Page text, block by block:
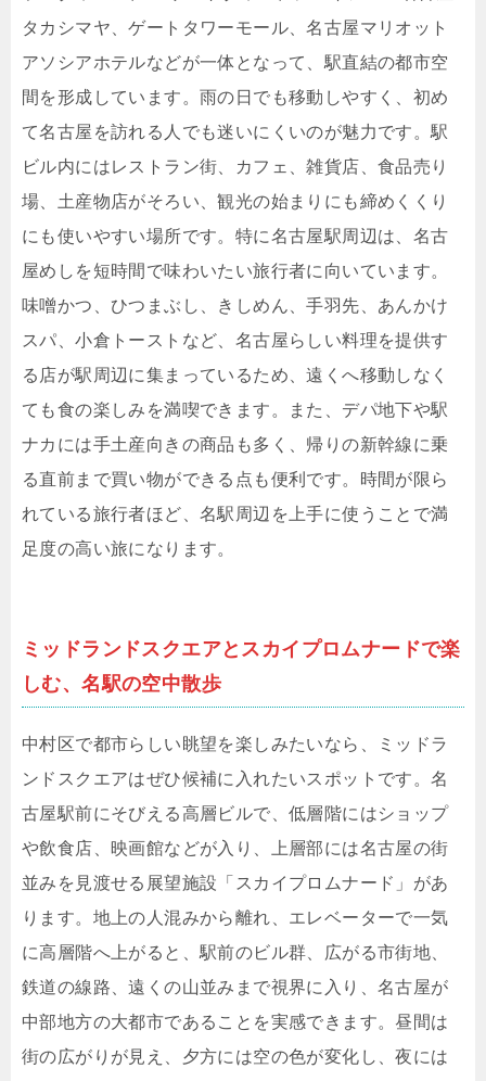
タカシマヤ、ゲートタワーモール、名古屋マリオット
アソシアホテルなどが一体となって、駅直結の都市空
間を形成しています。雨の日でも移動しやすく、初め
て名古屋を訪れる人でも迷いにくいのが魅力です。駅
ビル内にはレストラン街、カフェ、雑貨店、食品売り
場、土産物店がそろい、観光の始まりにも締めくくり
にも使いやすい場所です。特に名古屋駅周辺は、名古
屋めしを短時間で味わいたい旅行者に向いています。
味噌かつ、ひつまぶし、きしめん、手羽先、あんかけ
スパ、小倉トーストなど、名古屋らしい料理を提供す
る店が駅周辺に集まっているため、遠くへ移動しなく
ても食の楽しみを満喫できます。また、デパ地下や駅
ナカには手土産向きの商品も多く、帰りの新幹線に乗
る直前まで買い物ができる点も便利です。時間が限ら
れている旅行者ほど、名駅周辺を上手に使うことで満
足度の高い旅になります。
ミッドランドスクエアとスカイプロムナードで楽
しむ、名駅の空中散歩
中村区で都市らしい眺望を楽しみたいなら、ミッドラ
ンドスクエアはぜひ候補に入れたいスポットです。名
古屋駅前にそびえる高層ビルで、低層階にはショップ
や飲食店、映画館などが入り、上層部には名古屋の街
並みを見渡せる展望施設「スカイプロムナード」があ
ります。地上の人混みから離れ、エレベーターで一気
に高層階へ上がると、駅前のビル群、広がる市街地、
鉄道の線路、遠くの山並みまで視界に入り、名古屋が
中部地方の大都市であることを実感できます。昼間は
街の広がりが見え、夕方には空の色が変化し、夜には